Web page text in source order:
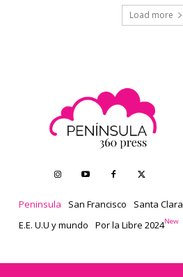
Load more
Peninsula San Francisco Santa Clara
E.E. U.U y mundo
Por la Libre 2024New